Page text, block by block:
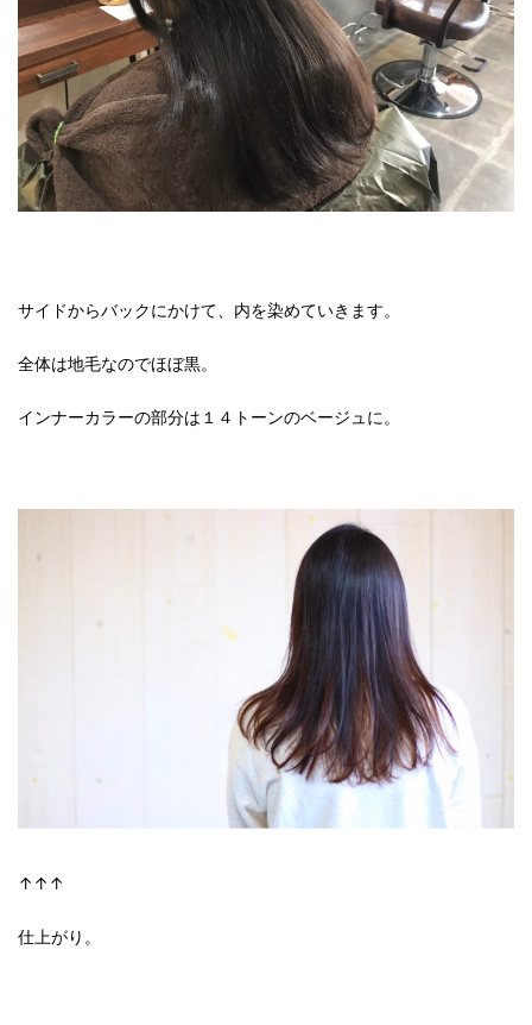
サイドからバックにかけて、内を染めていきます。
全体は地毛なのでほぼ黒。
インナーカラーの部分は１４トーンのベージュに。
↑↑↑
仕上がり。